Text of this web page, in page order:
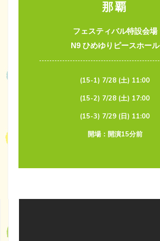
那覇
フェスティバル特設会場
N9 ひめゆりピースホール
(15-1) 7/28 (土) 11:00
(15-2) 7/28 (土) 17:00
(15-3) 7/29 (日) 11:00
開場：開演15分前